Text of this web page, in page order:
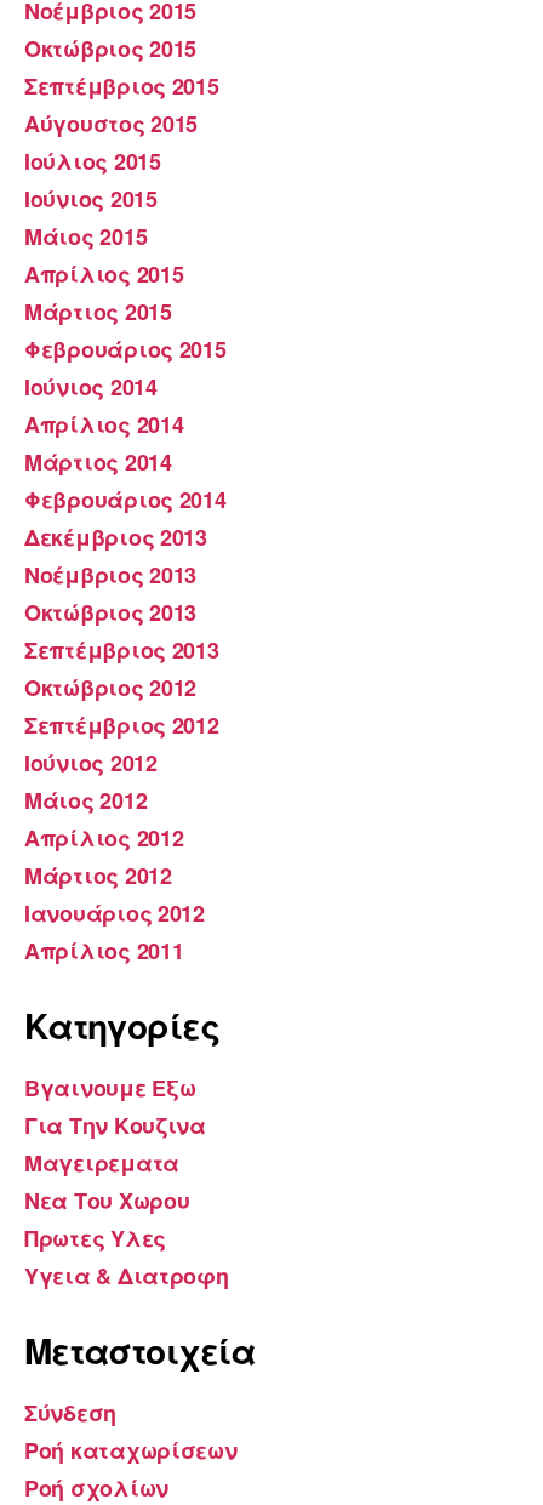
Νοέμβριος 2015
Οκτώβριος 2015
Σεπτέμβριος 2015
Αύγουστος 2015
Ιούλιος 2015
Ιούνιος 2015
Μάιος 2015
Απρίλιος 2015
Μάρτιος 2015
Φεβρουάριος 2015
Ιούνιος 2014
Απρίλιος 2014
Μάρτιος 2014
Φεβρουάριος 2014
Δεκέμβριος 2013
Νοέμβριος 2013
Οκτώβριος 2013
Σεπτέμβριος 2013
Οκτώβριος 2012
Σεπτέμβριος 2012
Ιούνιος 2012
Μάιος 2012
Απρίλιος 2012
Μάρτιος 2012
Ιανουάριος 2012
Απρίλιος 2011
Kατηγορίες
Βγαινουμε Εξω
Για Την Κουζινα
Μαγειρεματα
Νεα Του Χωρου
Πρωτες Υλες
Υγεια & Διατροφη
Μεταστοιχεία
Σύνδεση
Ροή καταχωρίσεων
Ροή σχολίων